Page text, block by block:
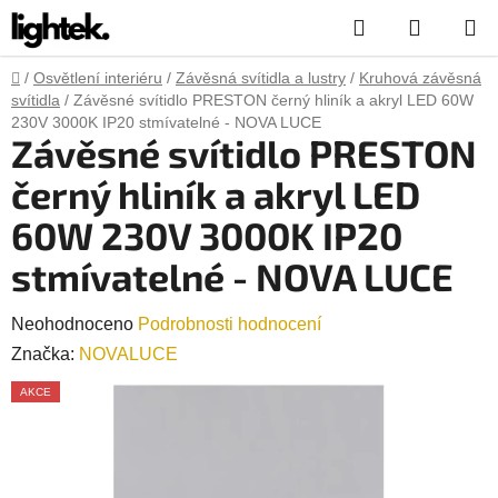
Přejít
na
obsah
Hledat
KOŠÍK
Domů
/ Osvětlení interiéru / Závěsná svítidla a lustry / Kruhová závěsná
svítidla / Závěsné svítidlo PRESTON černý hliník a akryl LED 60W
230V 3000K IP20 stmívatelné - NOVA LUCE
Závěsné svítidlo PRESTON
černý hliník a akryl LED
60W 230V 3000K IP20
stmívatelné - NOVA LUCE
Průměrné
hodnocení
produktu
Neohodnoceno Podrobnosti hodnocení
Značka: NOVALUCE
AKCE